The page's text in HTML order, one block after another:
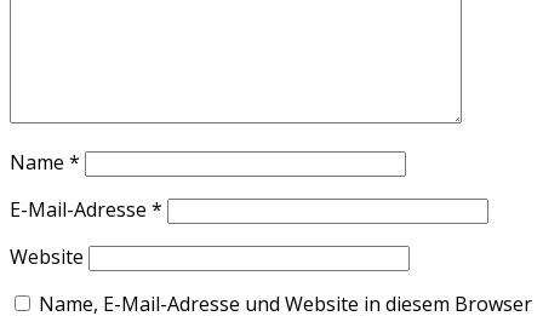
Name *
E-Mail-Adresse *
Website
Name, E-Mail-Adresse und Website in diesem Browser